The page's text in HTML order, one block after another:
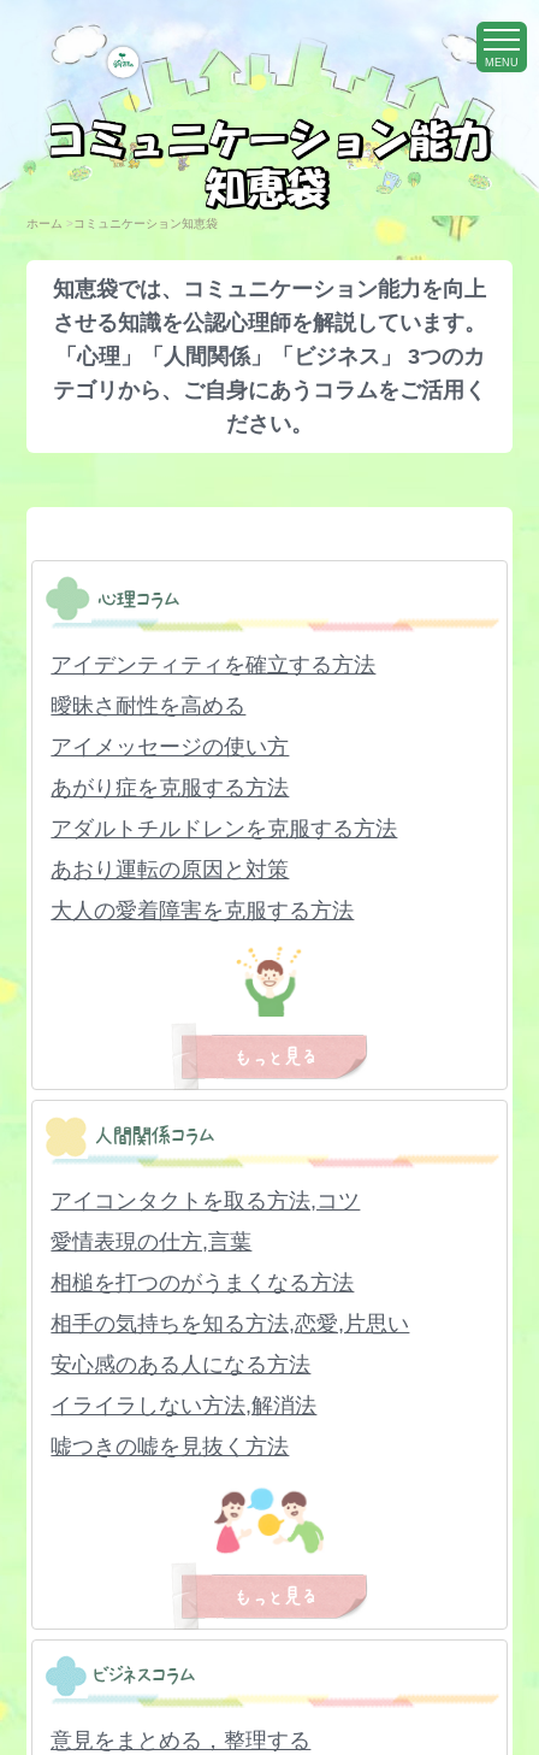
MENU
ホーム >コミュニケーション知恵袋
知恵袋では、コミュニケーション能力を向上
させる知識を公認心理師を解説しています。
「心理」「人間関係」「ビジネス」 3つのカ
テゴリから、ご自身にあうコラムをご活用く
ださい。
心理コラム
アイデンティティを確立する方法
曖昧さ耐性を高める
アイメッセージの使い方
あがり症を克服する方法
アダルトチルドレンを克服する方法
あおり運転の原因と対策
大人の愛着障害を克服する方法
子どもの愛着障害と治療法
「今ここ」を生きる力をつける
HSPの特徴と向き合う方法
悲しい気持ちを乗り越える方法
空の巣症候群を克服する方法
考えすぎる性格を治す方法
完璧主義をやめる方法
感受性が強すぎる,4つの対策
感情のコントロール方法
気分が落ち込む時の対処法
基本的信頼感を回復する方法
恐怖心を克服する方法
虚無感を解消する方法
緊張しない方法,ほぐす方法
苦しい,辛い時期の乗り越え方
元気が出ない時の対処法
現実検討能力をつける方法
後悔しない生き方・人生・考え方
好奇心旺盛になる方法
人間関係コラム
アイコンタクトを取る方法,コツ
愛情表現の仕方,言葉
相槌を打つのがうまくなる方法
相手の気持ちを知る方法,恋愛,片思い
安心感のある人になる方法
イライラしない方法,解消法
嘘つきの嘘を見抜く方法
恨みが消えない,晴らす方法
笑顔の作り方,スマイルトレーニング
SNS疲れの症状と対策
オープンクエッション,クローズクエッショ
ン
思いやりを持つ方法
ビジネスコラム
意見をまとめる，整理する